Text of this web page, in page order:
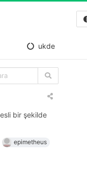
ukde
bir şekilde
epimetheus